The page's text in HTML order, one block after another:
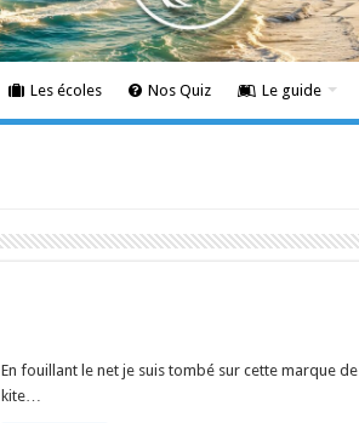
Les écoles Nos Quiz Le guide
En fouillant le net je suis tombé sur cette marque de
kite…